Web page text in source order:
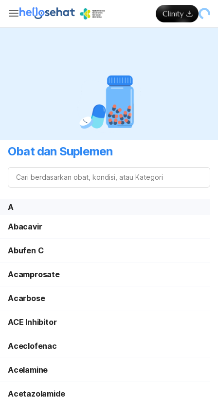
Obat dan Suplemen
A
Abacavir
Abufen C
Acamprosate
Acarbose
ACE Inhibitor
Aceclofenac
Acelamine
Acetazolamide